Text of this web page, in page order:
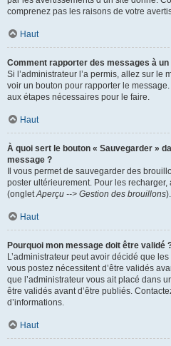
comprenez pas les raisons de votre
Haut
Comment rapporter des messages à
Si l’administrateur l’a permis, allez sur le
voir un bouton pour rapporter le
aux étapes nécessaires pour le faire.
Haut
À quoi sert le bouton « Sauvegarder »
message ?
Il vous permet de sauvegarder des
poster ultérieurement. Pour les
(ongletAperçu --> Gestion des brouillons).
Haut
Pourquoi mon message doit être validé
L’administrateur peut avoir décidé que
vous postez nécessitent d’être validés
que l’administrateur vous ait placé dans
être validés avant d’être publiés.
d’informations.
Haut